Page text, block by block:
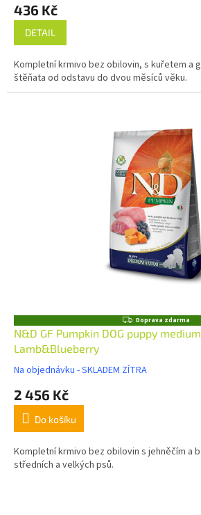
436 Kč
DETAIL
Kompletní krmivo bez obilovin, s kuřetem a
štěňata od odstavu do dvou měsíců věku.
Z
A
A
Doprava zdarma
N&D GF Pumpkin DOG puppy
Lamb&Blueberry
Na objednávku - SKLADEM ZÍTRA
2 456 Kč
Do košíku
Kompletní krmivo bez obilovin s jehněčím a
středních a velkých psů.